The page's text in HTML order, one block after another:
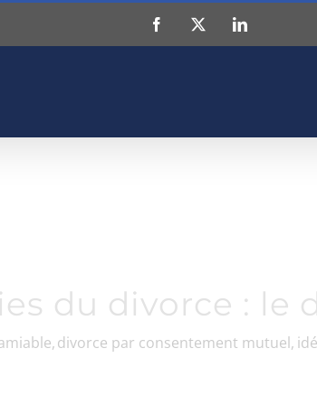
Facebook LinkedIn
du divorce : le
divorce par consentement mutuel